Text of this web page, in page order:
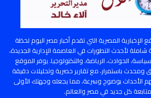
الإخبارية المصرية التي تقدم أخبار مصر اليوم لحظة
شاملة لأحدث التطورات في العاصمة الإدارية الجديدة،
الحوادث، الرياضة، والتكنولوجيا. يوفر الموقع
باستمرار، مع تقارير حصرية وتحليلات دقيقة
الأحداث بوضوح وسرعة، مما يجعله وجهتك الأولى
كل جديد في مصر والعالم.